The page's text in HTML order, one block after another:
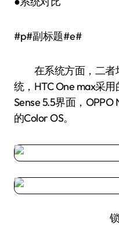
#p#副标题#e#
在系统方面，二者
统，HTC One max采
Sense 5.5界面，OPPO
的Color OS。